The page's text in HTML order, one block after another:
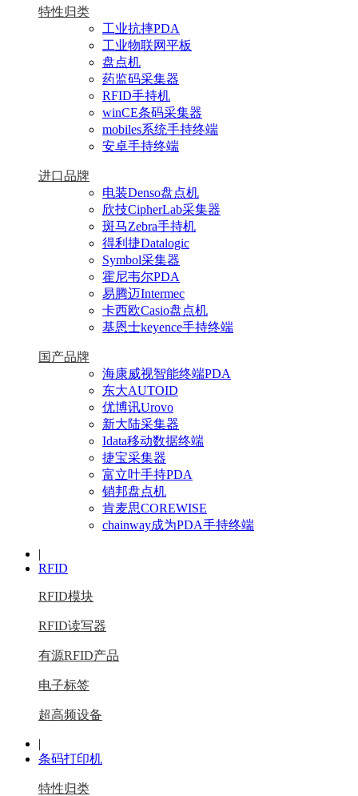
特性归类
工业抗摔PDA
工业物联网平板
盘点机
药监码采集器
RFID手持机
winCE条码采集器
mobiles系统手持终端
安卓手持终端
进口品牌
电装Denso盘点机
欣技CipherLab采集器
斑马Zebra手持机
得利捷Datalogic
Symbol采集器
霍尼韦尔PDA
易腾迈Intermec
卡西欧Casio盘点机
基恩士keyence手持终端
国产品牌
海康威视智能终端PDA
东大AUTOID
优博讯Urovo
新大陆采集器
Idata移动数据终端
捷宝采集器
富立叶手持PDA
销邦盘点机
肯麦思COREWISE
chainway成为PDA手持终端
|
RFID
RFID模块
RFID读写器
有源RFID产品
电子标签
超高频设备
|
条码打印机
特性归类